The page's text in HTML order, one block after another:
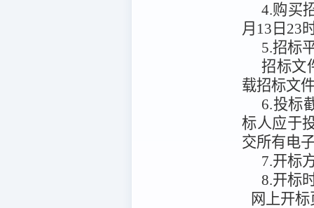
4.购买
月13日23
5.招标
招标文
载招标文
6.投标
标人应于
交所有电
7.开标
8.开标
网上开